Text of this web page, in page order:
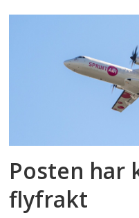
Posten har
flyfrakt